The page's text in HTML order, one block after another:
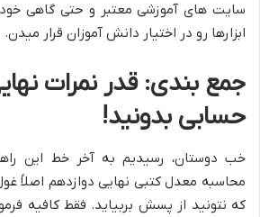
سایت های آموزشی معتبر و حتی گاهی
ابزارها رو در اختیار دانش آموزان قرار میدن.
جمع بندی: قدر نمرات
حسابی بدونید!
خب دوستان، رسیدیم به آخر خط این
محاسبه معدل کتبی نهایی دوازدهم اصلاً
که نتونید از پسش بربیاید. فقط کافیه